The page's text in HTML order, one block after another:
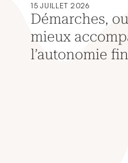
15 JUILLET 2026
Démarches,
mieux
l’autonomie